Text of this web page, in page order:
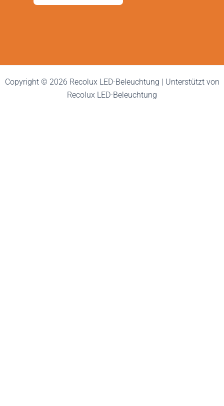
Copyright © 2026 Recolux LED-Beleuchtung | Unterstützt von
Recolux LED-Beleuchtung